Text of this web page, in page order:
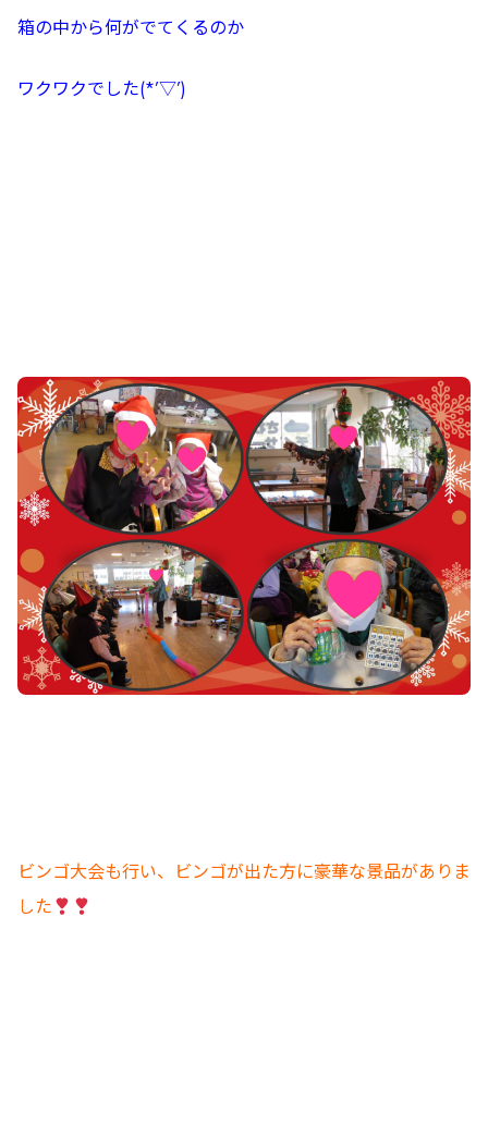
箱の中から何がでてくるのか
ワクワクでした(*’▽’)
ビンゴ大会も行い、ビンゴが出た方に豪華な景品がありま
した